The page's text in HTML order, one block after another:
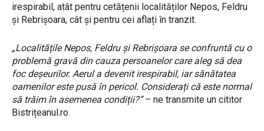
irespirabil, atât pentru cetățenii localităților Nepos, Feldru
și Rebrișoara, cât și pentru cei aflați în tranzit.
„Localitățile Nepos, Feldru și Rebrișoara se confruntă cu o
problemă gravă din cauza persoanelor care aleg să dea
foc deșeurilor. Aerul a devenit irespirabil, iar sănătatea
oamenilor este pusă în pericol. Considerați că este normal
să trăim în asemenea condiții?”– ne transmite un cititor
Bistrițeanul.ro.